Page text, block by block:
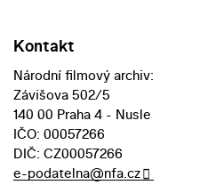
Kontakt
Národní filmový archiv:
Závišova 502/5
140 00 Praha 4 - Nusle
IČO: 00057266
DIČ: CZ00057266
e-podatelna@nfa.cz